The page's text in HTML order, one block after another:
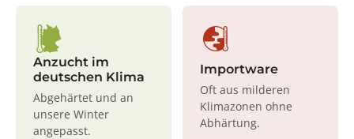
Anzucht im
deutschen Klima
Abgehärtet und an
unsere Winter
angepasst.
Importware
Oft aus milderen
Klimazonen ohne
Abhärtung.